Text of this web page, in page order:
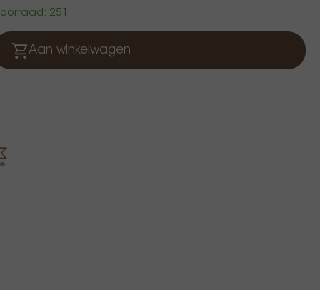
251
Aan winkelwagen